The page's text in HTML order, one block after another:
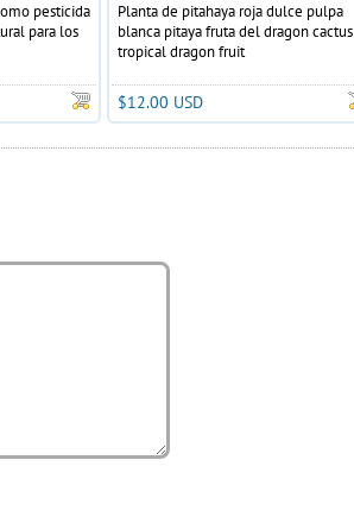
pesticida
para los
Planta de pitahaya roja dulce pulpa
blanca pitaya fruta del dragon cactus
tropical dragon fruit
$12.00 USD